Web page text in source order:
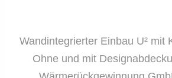
Wandintegrierter Einbau U² mit
Ohne und mit